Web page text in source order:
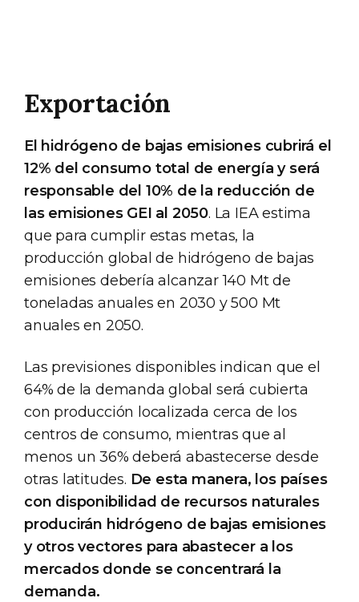
Exportación
El hidrógeno de bajas emisiones cubrirá el
12% del consumo total de energía y será
responsable del 10% de la reducción de
las emisiones GEI al 2050. La IEA estima
que para cumplir estas metas, la
producción global de hidrógeno de bajas
emisiones debería alcanzar 140 Mt de
toneladas anuales en 2030 y 500 Mt
anuales en 2050.
Las previsiones disponibles indican que el
64% de la demanda global será cubierta
con producción localizada cerca de los
centros de consumo, mientras que al
menos un 36% deberá abastecerse desde
otras latitudes. De esta manera, los países
con disponibilidad de recursos naturales
producirán hidrógeno de bajas emisiones
y otros vectores para abastecer a los
mercados donde se concentrará la
demanda.